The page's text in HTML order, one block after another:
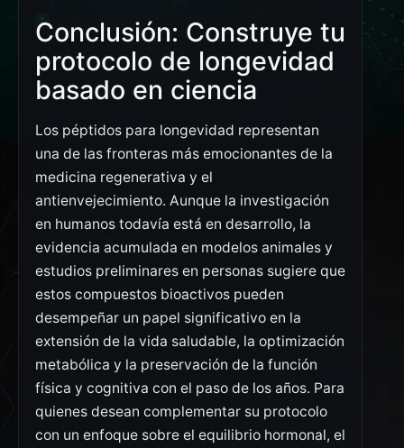
Conclusión: Construye tu
protocolo de longevidad
basado en ciencia
Los péptidos para longevidad representan
una de las fronteras más emocionantes de la
medicina regenerativa y el
antienvejecimiento. Aunque la investigación
en humanos todavía está en desarrollo, la
evidencia acumulada en modelos animales y
estudios preliminares en personas sugiere que
estos compuestos bioactivos pueden
desempeñar un papel significativo en la
extensión de la vida saludable, la optimización
metabólica y la preservación de la función
física y cognitiva con el paso de los años. Para
quienes desean complementar su protocolo
con un enfoque sobre el equilibrio hormonal, el